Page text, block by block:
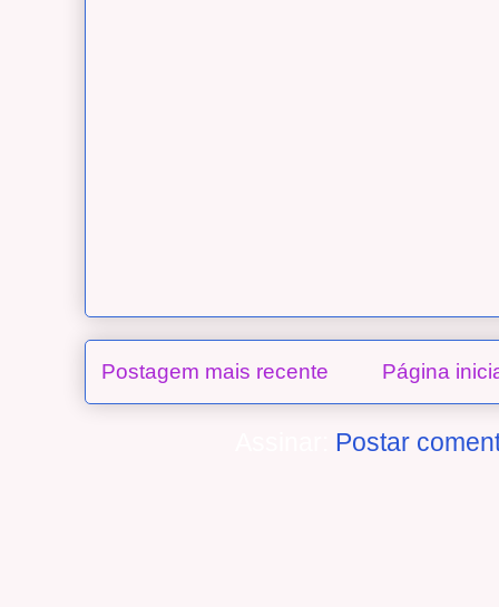
Postagem mais recente Página
Postar